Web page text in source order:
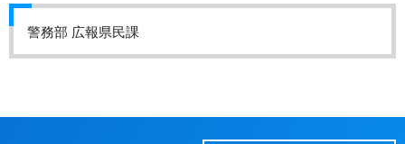
警務部 広報県民課